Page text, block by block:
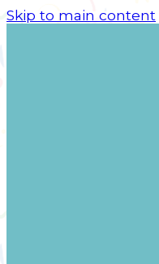
Skip to main content